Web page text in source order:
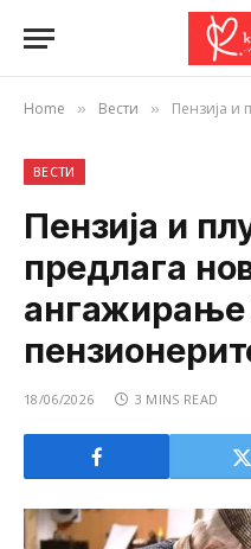
Home » Вести » Пензија и плус
ВЕСТИ
Пензија и
предлага
ангажирање
18/06/2026 3 MINS READ